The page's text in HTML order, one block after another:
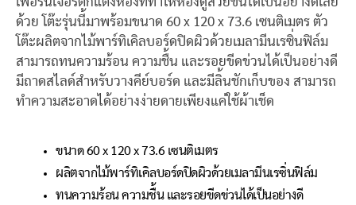
ด้วย โต๊ะรุ่นนี้มาพร้อมขนาด 60 x 120 x 73.6 เซนติเมตร ตัว
โต๊ะผลิตจากไม้พาร์ทิเคิลบอร์ดปิดผิวด้วยเมลามีนเรซิ่นฟิล์ม
สามารถทนความร้อน ความชื้น และรอยขีดข่วนได้เป็นอย่างดี
มีถาดสไลด์สำหรับวางคีย์บอร์ด และมีลิ้นชักเก็บของ สามารถ
ทำความสะอาดได้อย่างง่ายดายเพียงแค่ใช้ผ้าเช็ด
ขนาด 60 x 120 x 73.6 เซนติเมตร
ผลิตจากไม้พาร์ทิเคิลบอร์ดปิดผิวด้วยเมลามีนเรซิ่นฟิล์ม
ทนความร้อน ความชื้น และรอยขีดข่วนได้เป็นอย่างดี